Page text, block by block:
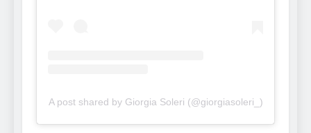
A post shared by Giorgia Soleri (@giorgiasoleri_)